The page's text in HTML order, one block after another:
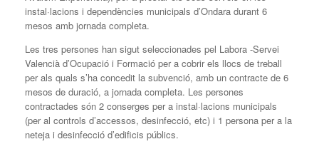
instal·lacions i dependències municipals d’Ondara durant 6
mesos amb jornada completa.
Les tres persones han sigut seleccionades pel Labora -Servei
Valencià d’Ocupació i Formació per a cobrir els llocs de treball
per als quals s’ha concedit la subvenció, amb un contracte de 6
mesos de duració, a jornada completa. Les persones
contractades són 2 conserges per a instal·lacions municipals
(per al controls d’accessos, desinfecció, etc) i 1 persona per a la
neteja i desinfecció d’edificis públics.